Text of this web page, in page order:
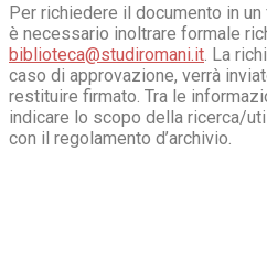
Per richiedere il documento in
è necessario inoltrare formale
biblioteca@studiromani.it. La
caso di approvazione, verrà
restituire firmato. Tra le
indicare lo scopo della ricerca/
con il regolamento d’archivio.